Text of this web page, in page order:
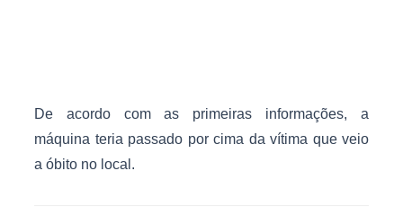
De acordo com as primeiras informações, a
máquina teria passado por cima da vítima que veio
a óbito no local.